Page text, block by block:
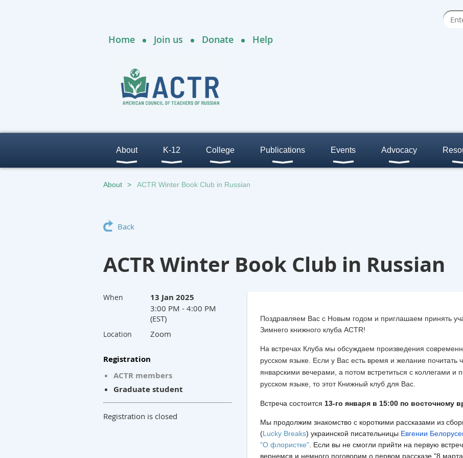
Home Join us Donate Help
About K-12 College Publications Events Advocacy
About ACTR Winter Book Club in Russian
Back
ACTR Winter Book Club in Russian
When 13 Jan 2025
3:00 PM - 4:00 PM
(EST)
Location Zoom
Registration
ACTR members
Graduate student
Registration is closed
Поздравляем Вас с Новым годом и приглашаем принять
Зимнего книжного клуба ACTR!
На встречах Клуба мы обсуждаем произведения
русском языке. Если у Вас есть время и желание почитать
январскими вечерами, а потом встретиться с коллегами и
русском языке, то этот Книжный клуб для Вас.
Встреча состоится 13-го января в 15:00 по восточному
Мы продолжим знакомство с короткими рассказами из
(Lucky Breaks) украинской писательницы Евгении
"О флористке". Если вы не смогли прийти на первую
вернемся и немного поговорим о первом рассказе "8